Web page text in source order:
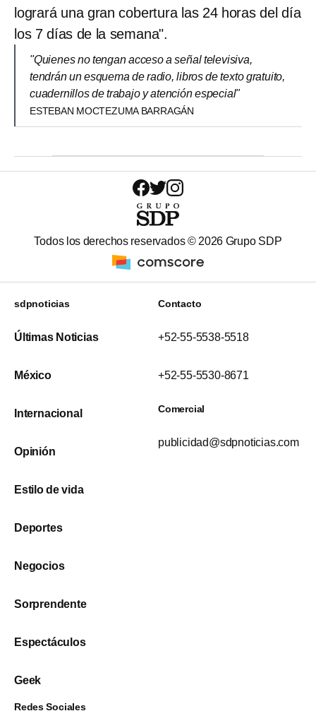
logrará una gran cobertura las 24 horas del día
los 7 días de la semana".
"Quienes no tengan acceso a señal televisiva,
tendrán un esquema de radio, libros de texto gratuito,
cuadernillos de trabajo y atención especial"
ESTEBAN MOCTEZUMA BARRAGÁN
Todos los derechos reservados © 2026 Grupo SDP
sdpnoticias
Últimas Noticias
México
Internacional
Opinión
Estilo de vida
Deportes
Negocios
Sorprendente
Espectáculos
Geek
Contacto
+52-55-5538-5518
+52-55-5530-8671
Comercial
publicidad@sdpnoticias.com
Redes Sociales